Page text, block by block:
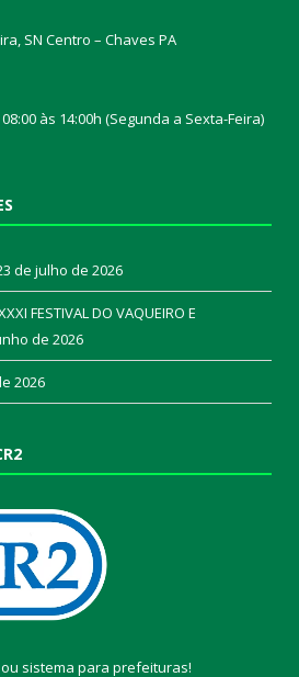
SN Centro – Chaves PA
às 14:00h (Segunda a Sexta-Feira)
de julho de 2026
FESTIVAL DO VAQUEIRO E
de 2026
2026
ou sistema para prefeituras!